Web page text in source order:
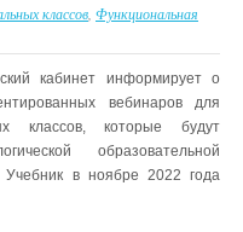
классов Функциональная
кабинет информирует о
вебинаров для
классов, которые будут
образовательной
в ноябре 2022 года